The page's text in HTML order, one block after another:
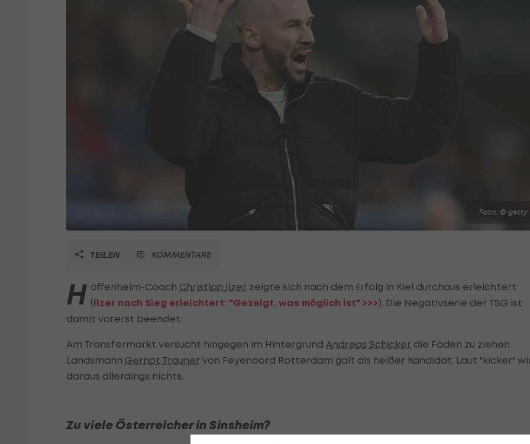
Foto: © getty
TEILEN KOMMENTARE
H offenheim-Coach Christian Ilzer zeigte sich nach dem Erfolg in Kiel durchaus erleichtert
(Ilzer nach Sieg erleichtert: "Gezeigt, was möglich ist" >>>). Die Negativserie der TSG ist
damit vorerst beendet.
Am Transfermarkt versucht hingegen im Hintergrund Andreas Schicker die Fäden zu ziehen.
Landsmann Gernot Trauner von Feyenoord Rotterdam galt als heißer Kandidat. Laut "kicker"
daraus allerdings nichts.
Zu viele Österreicher in Sinsheim?